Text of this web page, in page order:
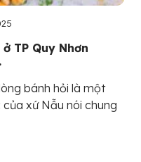
TP Quy Nhơn
bánh hỏi là một
xứ Nẫu nói chung